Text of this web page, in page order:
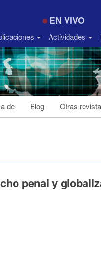
EN VIVO
Actividades
de Blog Otras
penal y